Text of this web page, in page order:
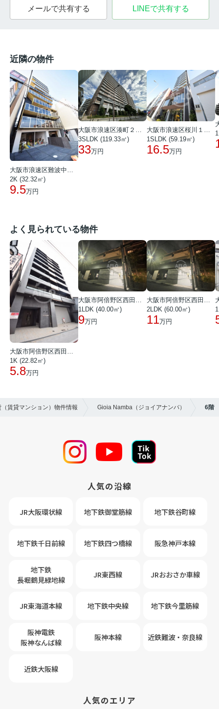
メールで共有する LINEで共有する
近隣の物件
大阪市浪速区難波中２丁目
2K (32.32㎡)
9.5万円
大阪市浪速区湊町２丁目
3SLDK (119.33㎡)
33万円
大阪市浪速区桜川１丁目
1SLDK (59.19㎡)
16.5万円
よく見られている物件
大阪市阿倍野区西田辺町１丁目
1K (22.82㎡)
5.8万円
大阪市阿倍野区西田辺町１丁目
1LDK (40.00㎡)
9万円
大阪市阿倍野区西田辺町１丁目
2LDK (60.00㎡)
11万円
賃貸マンション）物件情報 Gioia Namba（ジョイアナンバ） 6階
人気の沿線
JR大阪環状線 地下鉄御堂筋線 地下鉄谷町線
地下鉄千日前線 地下鉄四つ橋線 阪急神戸本線
地下鉄
長堀鶴見緑地線
JR東西線 JRおおさか車線
JR東海道本線 地下鉄中央線 地下鉄今里筋線
阪神電鉄
阪神なんば線
阪神本線 近鉄難波・奈良線
近鉄大阪線
人気のエリア